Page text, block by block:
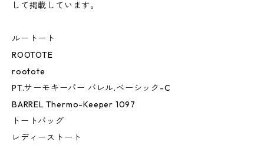
して掲載しています。
ルートート
ROOTOTE
rootote
PT.サーモキーパー バレル.ベーシック-C
BARREL Thermo-Keeper 1097
トートバッグ
レディーストート